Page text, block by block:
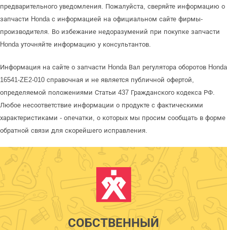
предварительного уведомления. Пожалуйста, сверяйте информацию о
запчасти Honda с информацией на официальном сайте фирмы-
производителя. Во избежание недоразумений при покупке запчасти
Honda уточняйте информацию у консультантов.
Информация на сайте о запчасти Honda Вал регулятора оборотов Honda
16541-ZE2-010 справочная и не является публичной офертой,
определяемой положениями Статьи 437 Гражданского кодекса РФ.
Любое несоответствие информации о продукте с фактическими
характеристиками - опечатки, о которых мы просим сообщать в форме
обратной связи для скорейшего исправления.
СОБСТВЕННЫЙ